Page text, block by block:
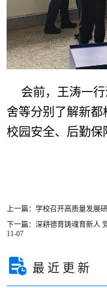
会前，王涛一
舍等分别了解新都
校园安全、后勤保
上一篇：学校召开高质量发展
下一篇：深耕德育铸魂育新
11-07
最近更新